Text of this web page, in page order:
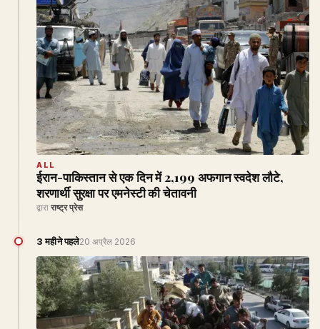
ALL
ईरान-पाकिस्तान से एक दिन में 2,199 अफगान स्वदेश लौटे,
शरणार्थी सुरक्षा पर एमनेस्टी की चेतावनी
द्वारा राष्ट्र प्रेस
3 महीने पहले20 अप्रैल 2026